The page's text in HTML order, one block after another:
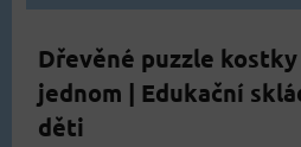
Dřevěné puzzle
jednom | Edukační
děti